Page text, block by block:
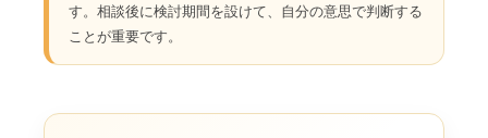
す。相談後に検討期間を設けて、自分の意思で判断する
ことが重要です。